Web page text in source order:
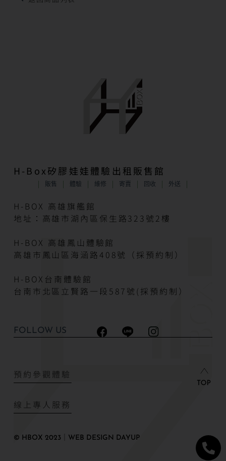
H-Box矽膠娃娃體驗出租販售館
販售 體驗 維修 寄賣 回收 外送
H-BOX 高雄旗艦館
地址：高雄市湖內區保生路323號2樓
H-BOX 高雄鳳山體驗館
高雄市鳳山區海涵路408號（採預約制）
H-BOX台南體驗館
台南市北區立賢路一段587號(採預約制）
FOLLOW US
預約參觀體驗
線上專人服務
© HBOX 2023｜WEB DESIGN DAYUP